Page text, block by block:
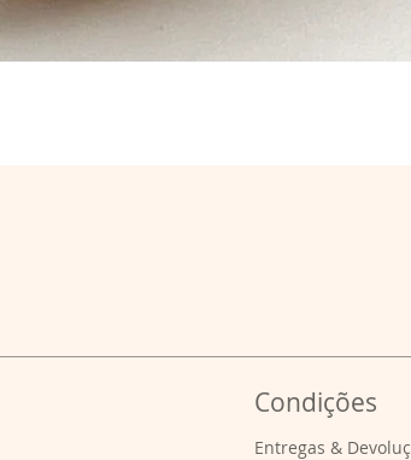
Condições
Entregas &